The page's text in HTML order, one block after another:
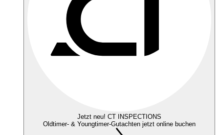
Jetzt neu! CT INSPECTIONS
Oldtimer- & Youngtimer-Gutachten jetzt online buchen